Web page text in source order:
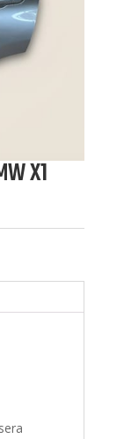
X1